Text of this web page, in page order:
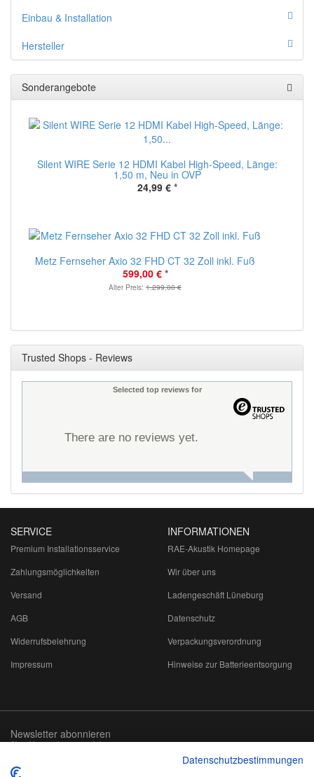
Einbau & Installation
Hersteller
Sonderangebote
Silent WIRE Serie 12 HDMI Kabel High-Speed, Länge:
1,50 m, Neu in OVP
24,99 € *
Metz Fernseher Axio 32 FHD CT 32 Zoll inkl. Fuß
599,00 € *
Alter Preis: 1.299,00 €
Trusted Shops - Reviews
Selected top reviews for
There are no reviews yet.
SERVICE
Premium Installationsservice
Zahlungsmöglichkeiten
Versand
AGB
Widerrufsbelehrung
Impressum
INFORMATIONEN
RAE-Akustik Homepage
Wir über uns
Ladengeschäft Lüneburg
Datenschutz
Verpackungsverordnung
Hinweise zur Batterieentsorgung
Newsletter abonnieren
Abmeldung jederzeit möglich
Adresse
abonnieren
Datenschutzbestimmungen